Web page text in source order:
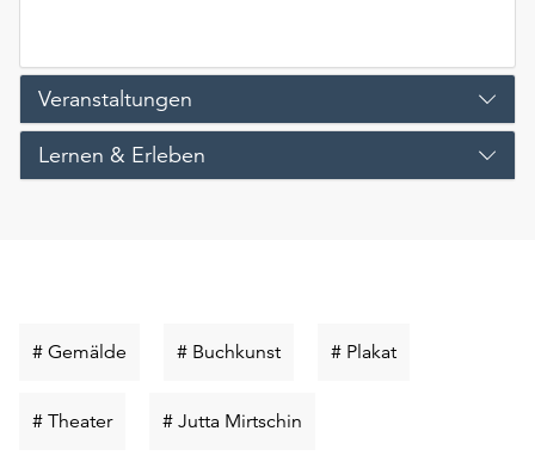
Veranstaltungen
Lernen & Erleben
# Gemälde Schlüsselwort
# BuchkunstSchlüsselwort
# PlakatSchlüsselwort
# TheaterSchlüsselwort
# Jutta Mirtschin